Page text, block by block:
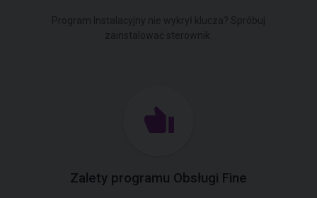
Zalety programu Obsługi Fine